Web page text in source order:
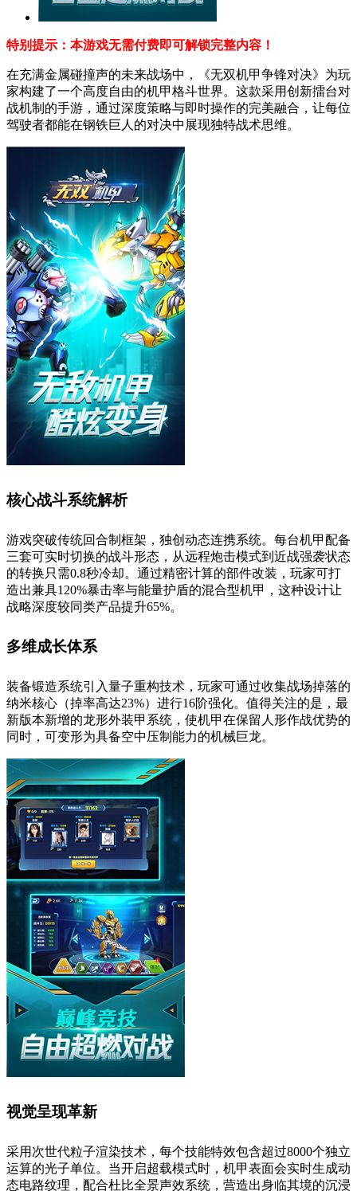
特别提示：本游戏无需付费即可解锁完整内容！
在充满金属碰撞声的未来战场中，《无双机甲争锋对决》为玩
家构建了一个高度自由的机甲格斗世界。这款采用创新擂台对
战机制的手游，通过深度策略与即时操作的完美融合，让每位
驾驶者都能在钢铁巨人的对决中展现独特战术思维。
核心战斗系统解析
游戏突破传统回合制框架，独创动态连携系统。每台机甲配备
三套可实时切换的战斗形态，从远程炮击模式到近战强袭状态
的转换只需0.8秒冷却。通过精密计算的部件改装，玩家可打
造出兼具120%暴击率与能量护盾的混合型机甲，这种设计让
战略深度较同类产品提升65%。
多维成长体系
装备锻造系统引入量子重构技术，玩家可通过收集战场掉落的
纳米核心（掉率高达23%）进行16阶强化。值得关注的是，最
新版本新增的龙形外装甲系统，使机甲在保留人形作战优势的
同时，可变形为具备空中压制能力的机械巨龙。
视觉呈现革新
采用次世代粒子渲染技术，每个技能特效包含超过8000个独立
运算的光子单位。当开启超载模式时，机甲表面会实时生成动
态电路纹理，配合杜比全景声效系统，营造出身临其境的沉浸